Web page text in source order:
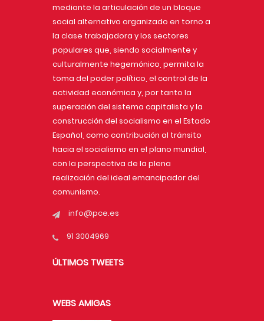
mediante la articulación de un bloque
social alternativo organizado en torno a
la clase trabajadora y los sectores
populares que, siendo socialmente y
culturalmente hegemónico, permita la
toma del poder político, el control de la
actividad económica y, por tanto la
superación del sistema capitalista y la
construcción del socialismo en el Estado
Español, como contribución al tránsito
hacia el socialismo en el plano mundial,
con la perspectiva de la plena
realización del ideal emancipador del
comunismo.
info@pce.es
91 3004969
ÚLTIMOS TWEETS
WEBS AMIGAS